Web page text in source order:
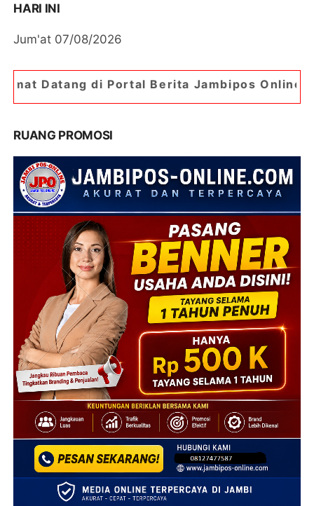
HARI INI
Jum'at 07/08/2026
Berita Jambipos Online. Portal Berita
RUANG PROMOSI